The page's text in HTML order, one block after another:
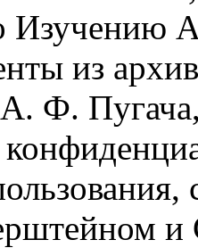
Изучению
из
Ф. Пугача,